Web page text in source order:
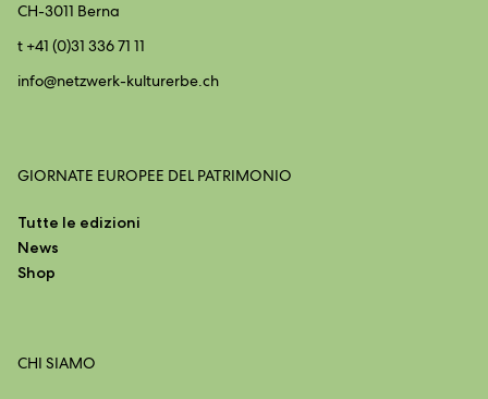
CH-3011 Berna
t +41 (0)31 336 71 11
info@netzwerk-kulturerbe.ch
GIORNATE EUROPEE DEL PATRIMONIO
Tutte le edizioni
News
Shop
CHI SIAMO